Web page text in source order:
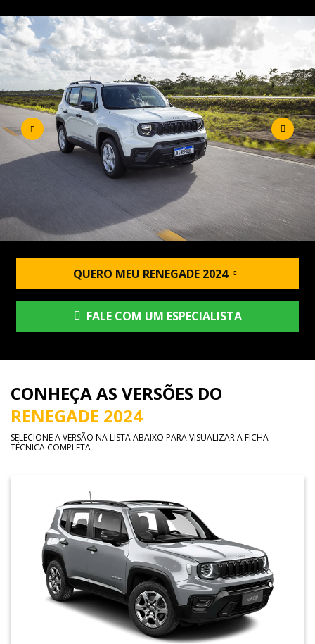
QUERO MEU RENEGADE 2024
FALE COM UM ESPECIALISTA
CONHEÇA AS VERSÕES DO
RENEGADE 2024
SELECIONE A VERSÃO NA LISTA ABAIXO PARA VISUALIZAR A FICHA
TÉCNICA COMPLETA